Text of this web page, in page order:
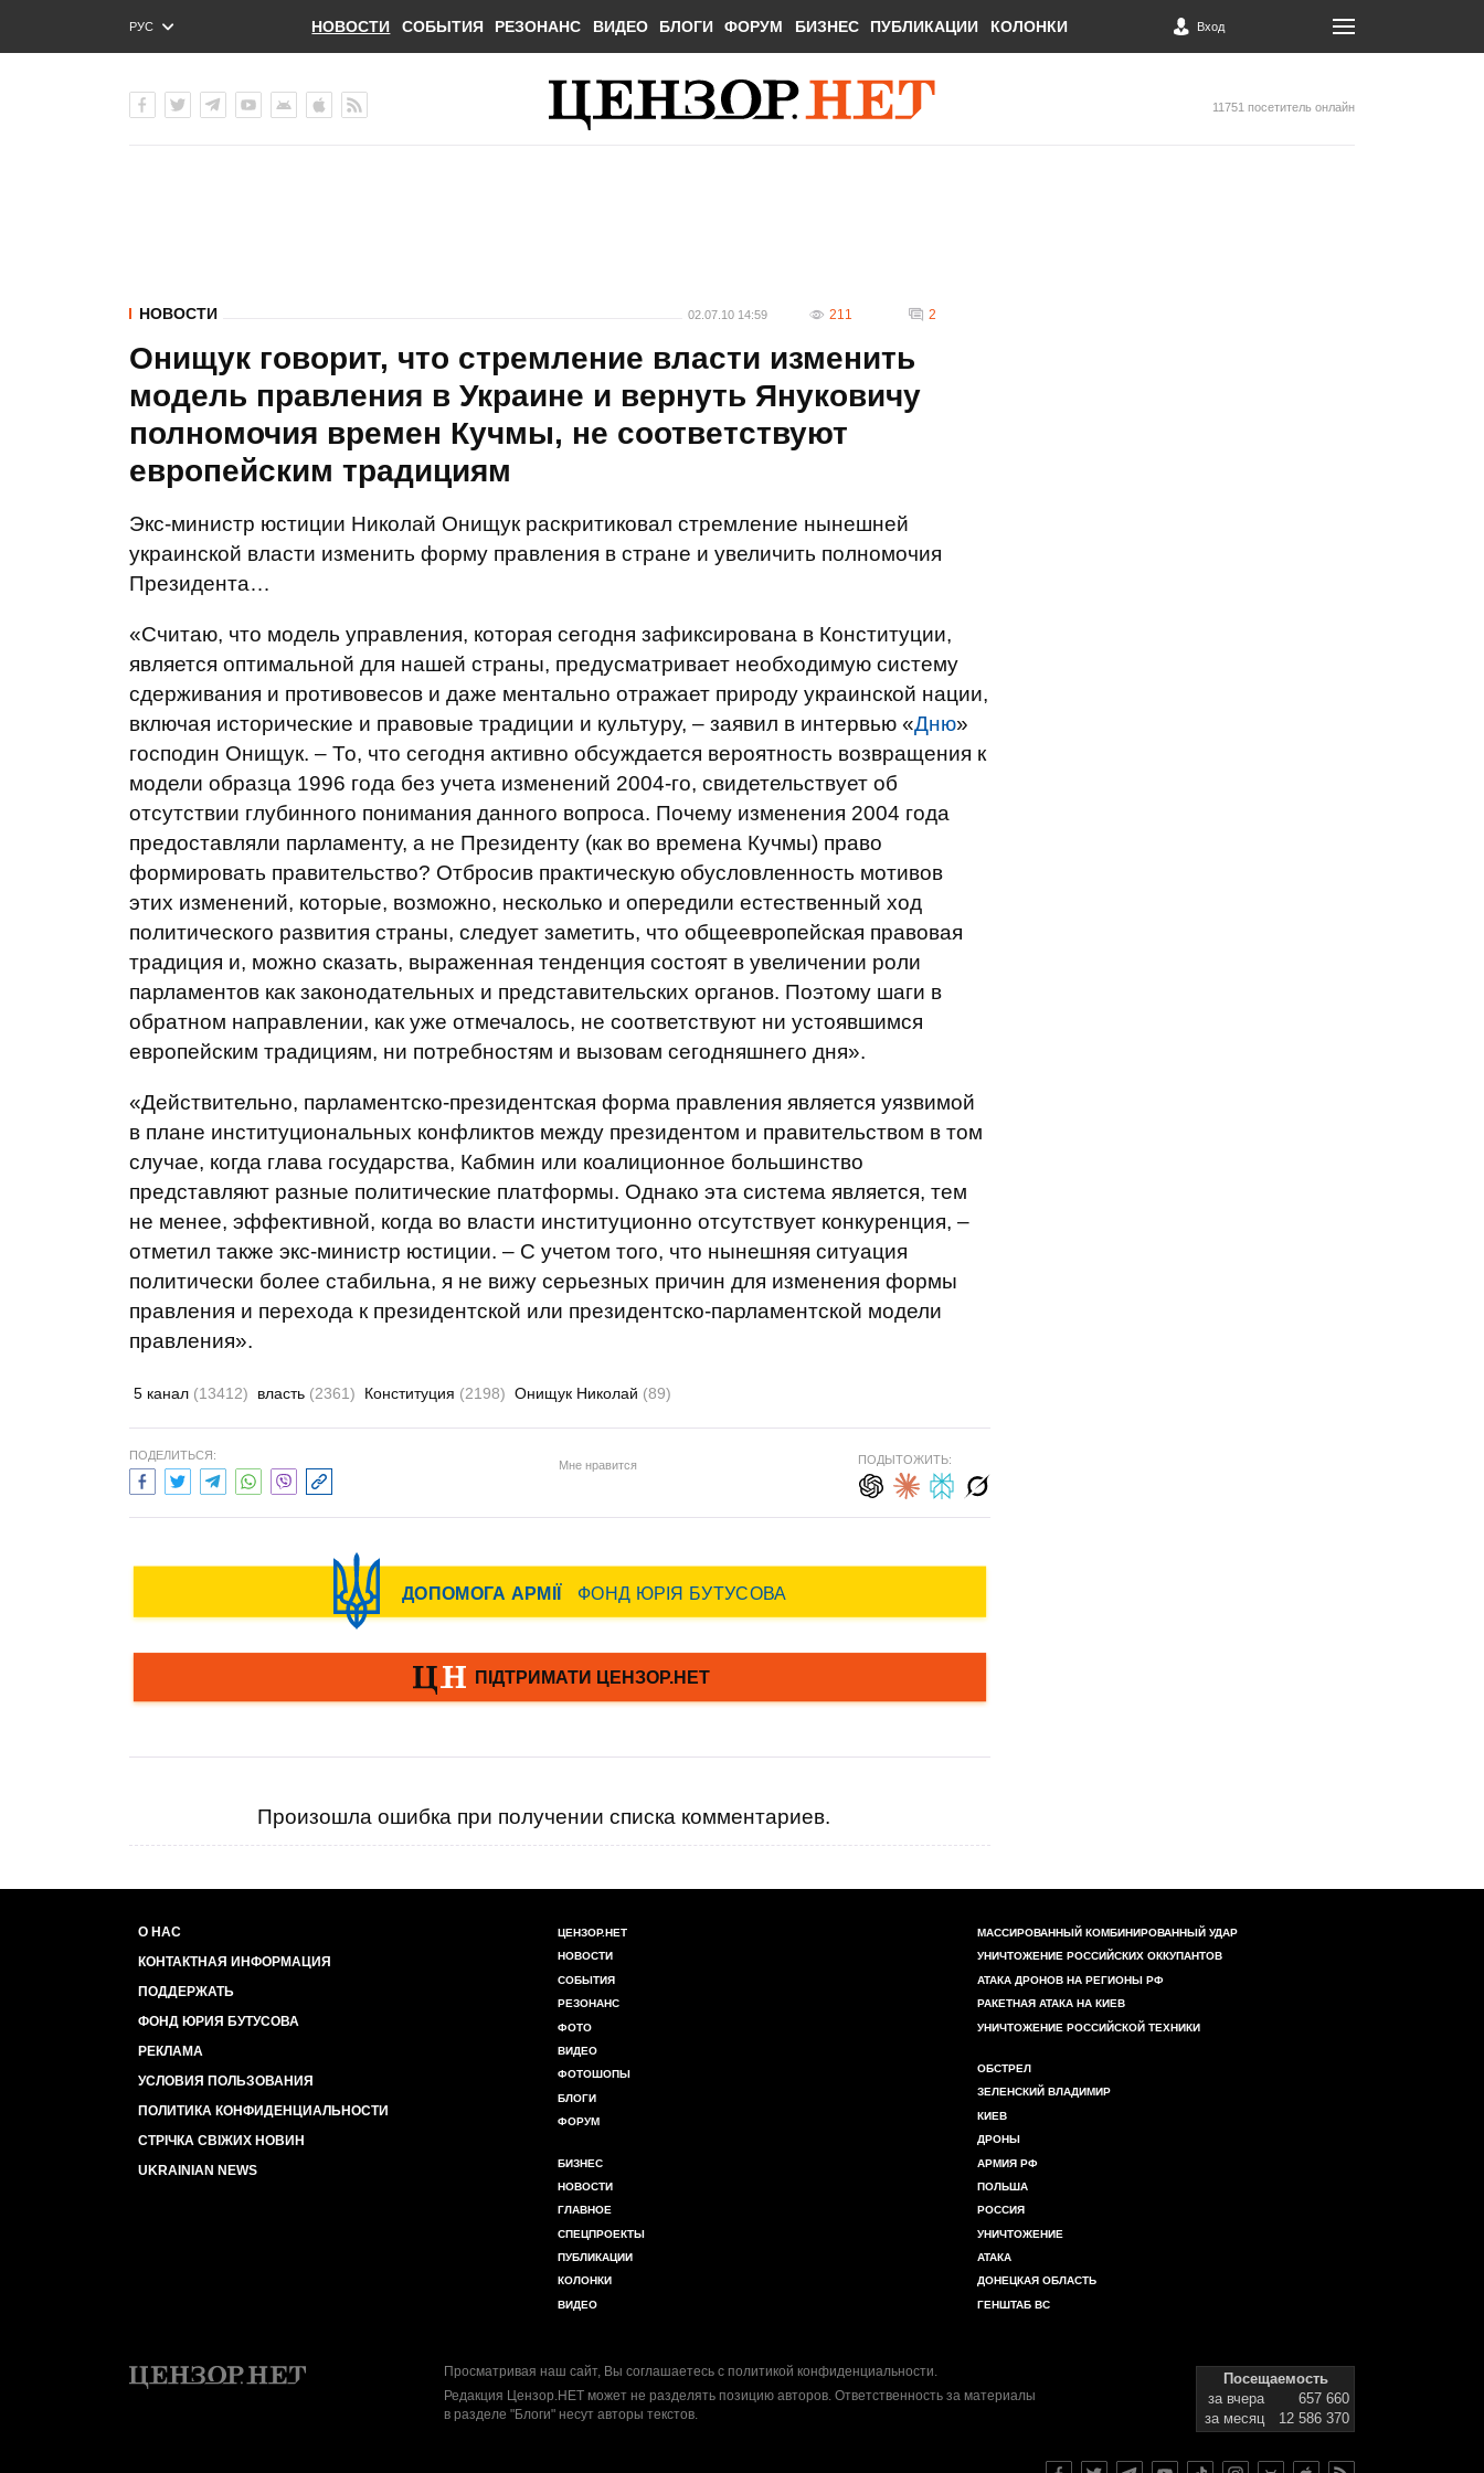
РУС
ENG
НОВОСТИ СОБЫТИЯ РЕЗОНАНС ВИДЕО БЛОГИ ФОРУМ БИЗНЕС ПУБЛИКАЦИИ КОЛОНКИ Вход
11751 посетитель онлайн
НОВОСТИ 02.07.10 14:59 211 2
Онищук говорит, что стремление власти изменить
модель правления в Украине и вернуть Януковичу
полномочия времен Кучмы, не соответствуют
европейским традициям
Экс-министр юстиции Николай Онищук раскритиковал стремление нынешней
украинской власти изменить форму правления в стране и увеличить полномочия
Президента…
«Считаю, что модель управления, которая сегодня зафиксирована в Конституции,
является оптимальной для нашей страны, предусматривает необходимую систему
сдерживания и противовесов и даже ментально отражает природу украинской нации,
включая исторические и правовые традиции и культуру, – заявил в интервью «Дню»
господин Онищук. – То, что сегодня активно обсуждается вероятность возвращения к
модели образца 1996 года без учета изменений 2004-го, свидетельствует об
отсутствии глубинного понимания данного вопроса. Почему изменения 2004 года
предоставляли парламенту, а не Президенту (как во времена Кучмы) право
формировать правительство? Отбросив практическую обусловленность мотивов
этих изменений, которые, возможно, несколько и опередили естественный ход
политического развития страны, следует заметить, что общеевропейская правовая
традиция и, можно сказать, выраженная тенденция состоят в увеличении роли
парламентов как законодательных и представительских органов. Поэтому шаги в
обратном направлении, как уже отмечалось, не соответствуют ни устоявшимся
европейским традициям, ни потребностям и вызовам сегодняшнего дня».
«Действительно, парламентско-президентская форма правления является уязвимой
в плане институциональных конфликтов между президентом и правительством в том
случае, когда глава государства, Кабмин или коалиционное большинство
представляют разные политические платформы. Однако эта система является, тем
не менее, эффективной, когда во власти институционно отсутствует конкуренция, –
отметил также экс-министр юстиции. – С учетом того, что нынешняя ситуация
политически более стабильна, я не вижу серьезных причин для изменения формы
правления и перехода к президентской или президентско-парламентской модели
правления».
5 канал (13412) власть (2361) Конституция (2198) Онищук Николай (89)
ПОДЕЛИТЬСЯ:
Мне нравится ПОДЫТОЖИТЬ:
Произошла ошибка при получении списка комментариев.
О НАС
КОНТАКТНАЯ ИНФОРМАЦИЯ
ПОДДЕРЖАТЬ
ФОНД ЮРИЯ БУТУСОВА
РЕКЛАМА
УСЛОВИЯ ПОЛЬЗОВАНИЯ
ПОЛИТИКА КОНФИДЕНЦИАЛЬНОСТИ
СТРІЧКА СВІЖИХ НОВИН
UKRAINIAN NEWS
ЦЕНЗОР.НЕТ
НОВОСТИ
СОБЫТИЯ
РЕЗОНАНС
ФОТО
ВИДЕО
ФОТОШОПЫ
БЛОГИ
ФОРУМ
БИЗНЕС
НОВОСТИ
ГЛАВНОЕ
СПЕЦПРОЕКТЫ
ПУБЛИКАЦИИ
КОЛОНКИ
ВИДЕО
МАССИРОВАННЫЙ КОМБИНИРОВАННЫЙ УДАР
УНИЧТОЖЕНИЕ РОССИЙСКИХ ОККУПАНТОВ
АТАКА ДРОНОВ НА РЕГИОНЫ РФ
РАКЕТНАЯ АТАКА НА КИЕВ
УНИЧТОЖЕНИЕ РОССИЙСКОЙ ТЕХНИКИ
ОБСТРЕЛ
ЗЕЛЕНСКИЙ ВЛАДИМИР
КИЕВ
ДРОНЫ
АРМИЯ РФ
ПОЛЬША
РОССИЯ
УНИЧТОЖЕНИЕ
АТАКА
ДОНЕЦКАЯ ОБЛАСТЬ
ГЕНШТАБ ВС
Просматривая наш сайт, Вы соглашаетесь с политикой конфиденциальности.
Редакция Цензор.НЕТ может не разделять позицию авторов. Ответственность за материалы
в разделе "Блоги" несут авторы текстов.
Посещаемость
за вчера
657 660
за месяц
12 586 370